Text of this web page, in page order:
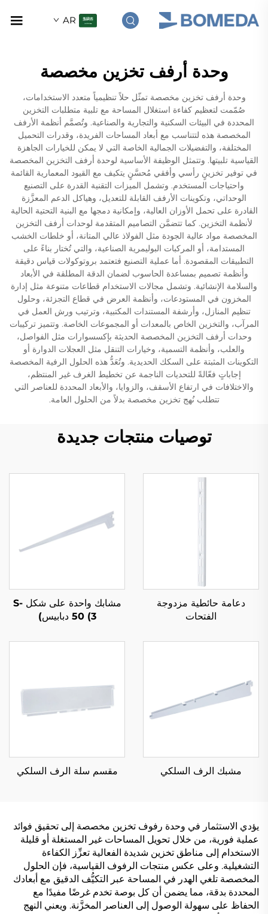
AR
وحدة أرفف تخزين مخصصة
وحدة أرفف تخزين مخصصة تمثّل حلاً تنظيمياً متعدد الاستخدامات،
صُمّمت لتعظيم كفاءة استغلال المساحة مع تلبية متطلبات التخزين
المحددة في البيئات السكنية والتجارية والصناعية. وتُصمَّم أنظمة الأرفف
المخصصة هذه لتتناسب مع أبعاد المساحات الفريدة، وقدرات التحميل
المختلفة، والتفضيلات الجمالية الخاصة التي لا يمكن للخيارات الجاهزة
القياسية تلبيتها. وتتمثل الوظيفة الأساسية لوحدة أرفف التخزين المخصصة
في توفير تخزينٍ رأسي وأفقي مُحسَّنٍ يتكيف مع القيود المعمارية القائمة
واحتياجات المستخدم. وتشمل الميزات التقنية القدرة على التصنيع
الوحداتي، وتكوينات الأرفف القابلة للتعديل، وهياكل الدعم المعزَّزة
القادرة على تحمل الأوزان العالية، وإمكانية دمجها مع البنية التحتية الحالية
لأنظمة التخزين. كما تتضمَّن التصاميم المتقدمة لوحدات أرفف التخزين
المخصصة مواد عالية الجودة مثل الفولاذ عالي المتانة، أو خلطات الخشب
المستدامة، أو المركبات البوليمرية الصناعية، والتي تُختار بناءً على
التطبيقات المقصودة. أما عملية التصنيع فتعتمد بروتوكولات قياس دقيقة
وأنظمة تصميم بمساعدة الحاسوب لضمان الدقة المطلقة في الأبعاد
والسلامة الإنشائية. وتشمل مجالات الاستخدام قطاعات متنوعة مثل إدارة
المخزون في المستودعات، وأنظمة العرض في قطاع التجزئة، وحلول
تنظيم المنازل، وأرشفة المستندات المكتبية، وترتيب ورش العمل في
المرآب، والتخزين الخاص بالمعدات أو المجموعات الخاصة. وتتميز تركيبات
وحدات أرفف التخزين المخصصة الحديثة بإكسسوارات مثل الفواصل،
والعلب، وأنظمة التسمية، وخيارات التنقل مثل العجلات الدوارة أو
التكوينات المثبتة على السكك الحديدية. وتُعَدُّ هذه الحلول الرفية المخصصة
إجاباتٍ فعّالةً للتحديات الناجمة عن تخطيط الغرف غير المنتظم،
والاختلافات في ارتفاع الأسقف، والزوايا، والأبعاد المحددة للعناصر التي
تتطلب نُهج تخزين مخصصة بدلاً من الحلول العامة.
توصيات منتجات جديدة
دعامة حائطية مزدوجة
الفتحات
مشابك واحدة على شكل S-
50 (3 دبابيس)
مشبك الرف السلكي مقسم سلة الرف السلكي
يؤدي الاستثمار في وحدة رفوف تخزين مخصصة إلى تحقيق فوائد
عملية فورية، من خلال تحويل المساحات غير المستغلة أو قليلة
الاستخدام إلى مناطق تخزين شديدة الفعالية تعزِّز الكفاءة
التشغيلية. وعلى عكس منتجات الرفوف القياسية، فإن الحلول
المخصصة تلغي الهدر في المساحة عبر التكيُّف الدقيق مع أبعادك
المحددة بدقة، مما يضمن أن كل بوصة تخدم غرضًا مفيدًا مع
الحفاظ على سهولة الوصول إلى العناصر المخزَّنة. ويعني النهج